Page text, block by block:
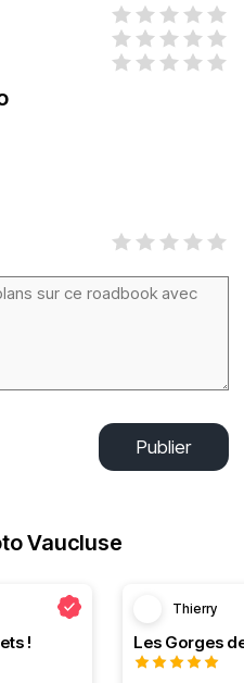
Publier
Vaucluse
!
Thierry
Les Gorges